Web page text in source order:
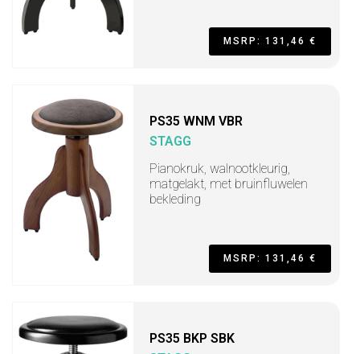
MSRP: 131,46 €
PS35 WNM VBR
STAGG
Pianokruk, walnootkleurig,
matgelakt, met bruinfluwelen
bekleding
MSRP: 131,46 €
PS35 BKP SBK